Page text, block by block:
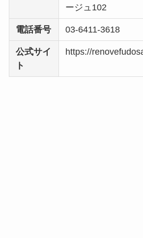
ージュ102
電話番号 03-6411-3618
公式サイ
ト
https://